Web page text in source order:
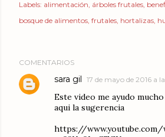
Labels: alimentación árboles frutales
bosque de alimentos frutales hortalizas
COMENTARIOS
sara gil 17 de mayo de 2016 a
Este video me ayudo
aqui la sugerencia
https://www.youtube.com/